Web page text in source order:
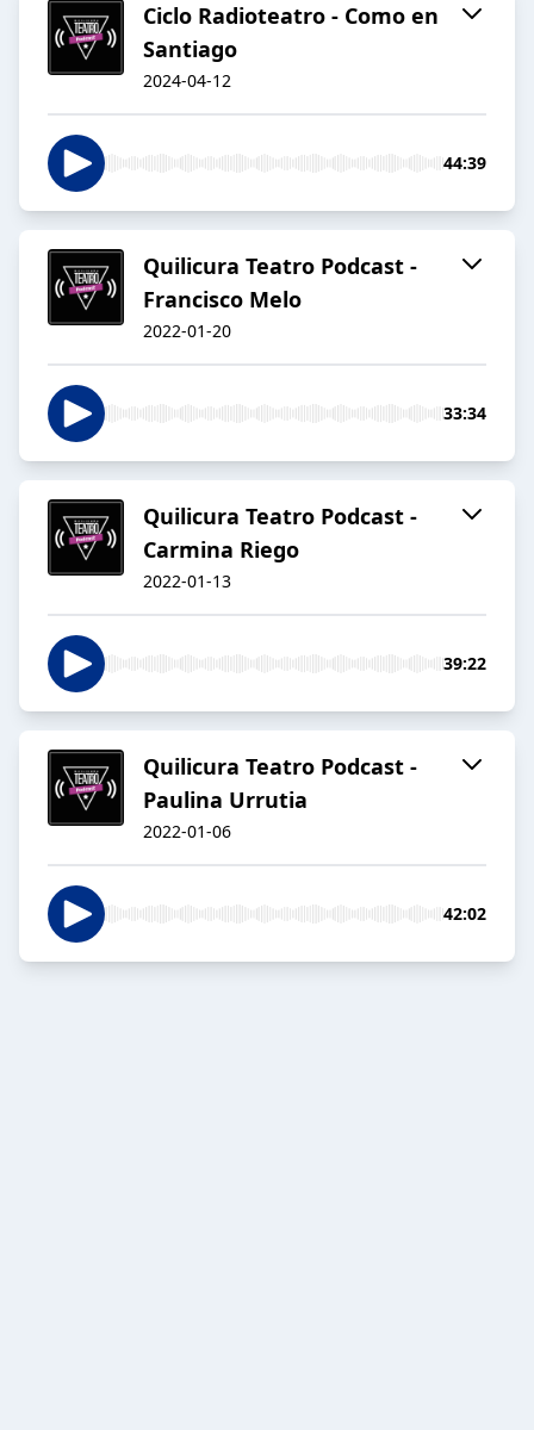
Ciclo Radioteatro - Como en
Santiago
2024-04-12
44:39
Quilicura Teatro Podcast -
Francisco Melo
2022-01-20
33:34
Quilicura Teatro Podcast -
Carmina Riego
2022-01-13
39:22
Quilicura Teatro Podcast -
Paulina Urrutia
2022-01-06
42:02